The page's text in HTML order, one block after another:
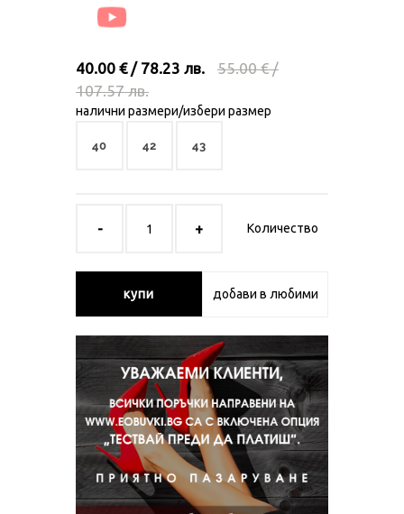
40.00 € / 78.23 лв.
55.00 € /
107.57 лв.
налични размери/избери размер
40 42 43
Количество
купи добави в любими